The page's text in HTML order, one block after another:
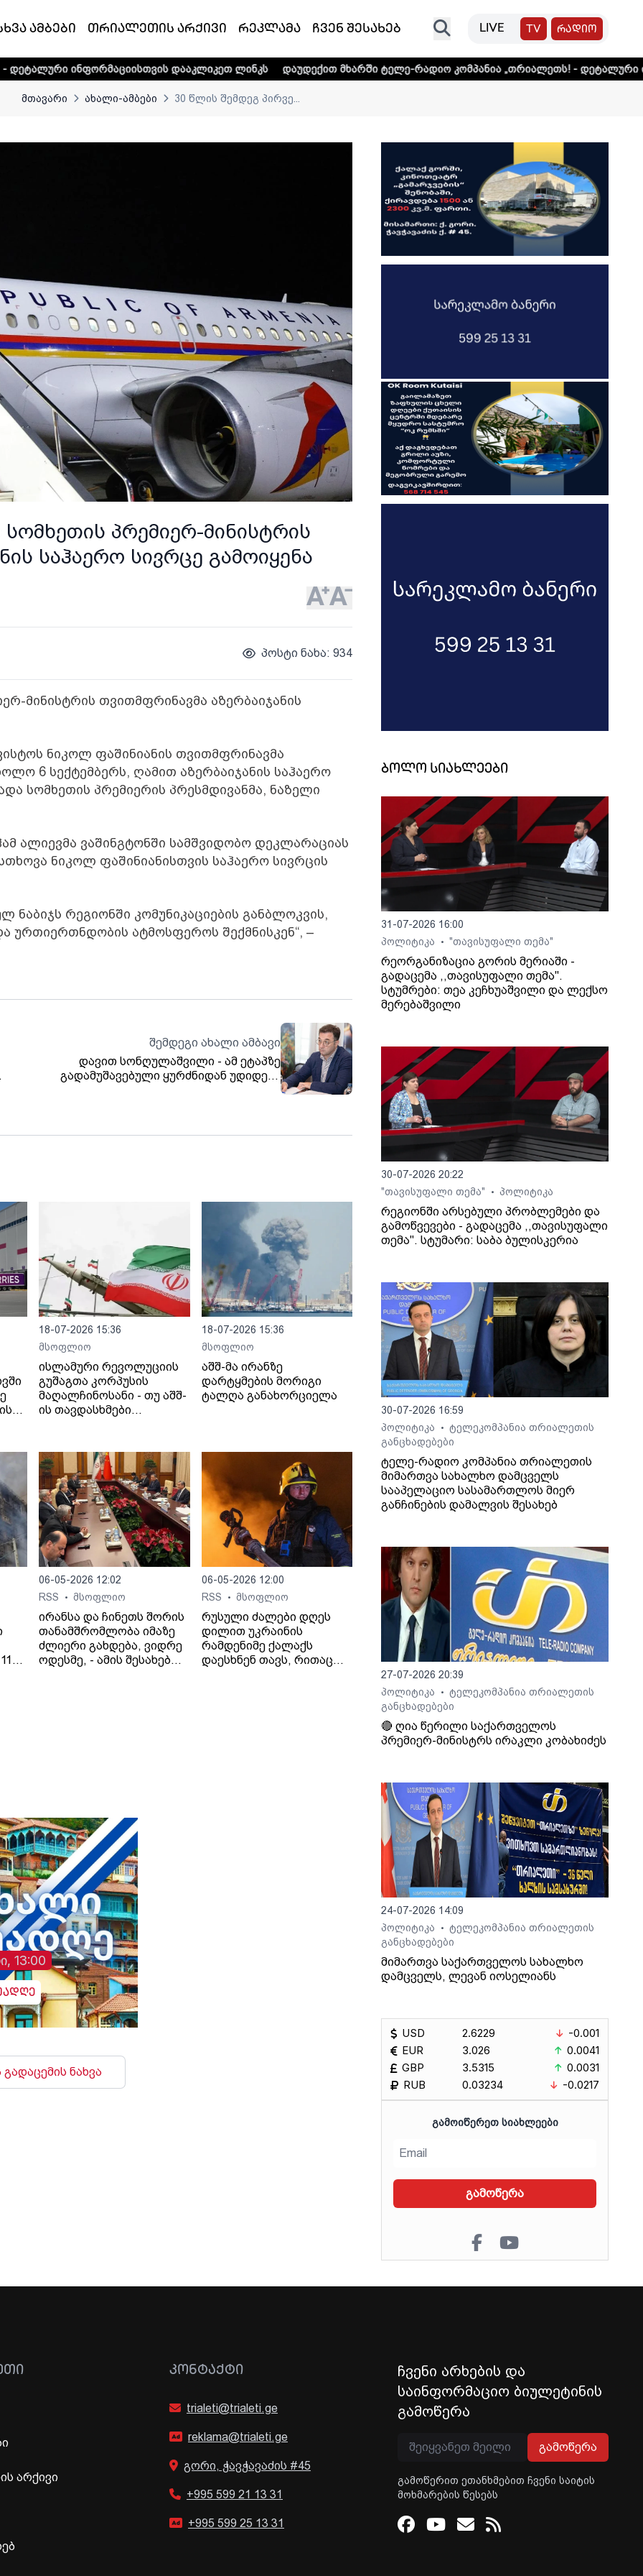
ამბები თრიალეთის არქივი რეკლამა ჩვენ შესახებ LIVE TV რადიო
დააკლიკეთ ლინკს დაუდექით მხარში ტელე-რადიო კომპანია „თრიალეთს! - დეტალური
მთავარი ახალი-ამბები 30 წლის შემდეგ პირვე...
პრემიერ-მინისტრის
საჰაერო სივრცე გამოიყენა
პოსტი ნახა: 934
მინისტრის თვითმფრინავმა აზერბაიჯანის
ნიკოლ ფაშინიანის თვითმფრინავმა
6 სექტემბერს, ღამით აზერბაიჯანის საჰაერო
სომხეთის პრემიერის პრესმდივანმა, ნაზელი
ალიევმა ვაშინგტონში სამშვიდობო დეკლარაციას
ნიკოლ ფაშინიანისთვის საჰაერო სივრცის
რეგიონში კომუნიკაციების განბლოკვის,
ურთიერთნდობის ატმოსფეროს შექმნისკენ“, –
შემდეგი ახალი ამბავი
დავით სონღულაშვილი - ამ ეტაპზე
გადამუშავებული ყურძნიდან უდიდესი
წილი ჯანსაღია, რაც ნიშნავს, რომ 2025
18-07-2026 15:36
მსოფლიო
ისლამური რევოლუციის
გუშაგთა კორპუსის
მაღალჩინოსანი - თუ აშშ-
ის თავდასხმები
შეტევითი ოპერაციების
ფაზაში გადავალთ.
18-07-2026 15:36
მსოფლიო
აშშ-მა ირანზე
დარტყმების მორიგი
ტალღა განახორციელა
06-05-2026 12:02
RSS
• მსოფლიო
ირანსა და ჩინეთს შორის
თანამშრომლობა იმაზე
ძლიერი გახდება, ვიდრე
ოდესმე, - ამის შესახებ
შეხვედრაზე ჩინეთს
„ირანის ახლო მეგობარი“
უწოდა. „არსებულ
ვითარებაში, ჩვენს
ქვეყნებს შორის
ორმხრივი
თანამშრომლობა კიდევ
უფრო გაძლიერდება“, -
განაცხადა აბას არაღჩიმ.
06-05-2026 12:00
RSS
• მსოფლიო
რუსული ძალები დღეს
დილით უკრაინის
რამდენიმე ქალაქს
დაესხნენ თავს, რითაც
13:00
ნახვა
ბოლო სიახლეები
31-07-2026 16:00
პოლიტიკა
• "თავისუფალი თემა"
რეორგანიზაცია გორის მერიაში -
გადაცემა ,,თავისუფალი თემა".
სტუმრები: თეა კეჩხუაშვილი და ლექსო
მერებაშვილი
30-07-2026 20:22
"თავისუფალი თემა"
• პოლიტიკა
რეგიონში არსებული პრობლემები და
გამოწვევები - გადაცემა ,,თავისუფალი
თემა". სტუმარი: საბა ბულისკერია
30-07-2026 16:59
პოლიტიკა
•
ტელეკომპანია თრიალეთის
განცხადებები
ტელე-რადიო კომპანია თრიალეთის
მიმართვა სახალხო დამცველს
სააპელაციო სასამართლოს მიერ
განჩინების დამალვის შესახებ
27-07-2026 20:39
პოლიტიკა
•
ტელეკომპანია თრიალეთის
განცხადებები
🔴 ღია წერილი საქართველოს
პრემიერ-მინისტრს ირაკლი კობახიძეს
24-07-2026 14:09
პოლიტიკა
•
ტელეკომპანია თრიალეთის
განცხადებები
მიმართვა საქართველოს სახალხო
დამცველს, ლევან იოსელიანს
USD
EUR
GBP
RUB
2.6229
3.026
3.5315
0.03234
-0.001
0.0041
0.0031
-0.0217
ᲒᲐᲛᲝᲘᲬᲔᲠᲔᲗ ᲡᲘᲐᲮᲚᲔᲔᲑᲘ
გამოწერა
არქივი
ᲙᲝᲜᲢᲐᲥᲢᲘ
trialeti@trialeti.ge
reklama@trialeti.ge
გორი, ჭავჭავაძის #45
+995 599 21 13 31
+995 599 25 13 31
ჩვენი არხების და
საინფორმაციო ბიულეტინის
გამოწერა
გამოწერა
გამოწერით ეთანხმებით ჩვენი საიტის
მოხმარების წესებს
Facebook
Youtube
Email
RSS